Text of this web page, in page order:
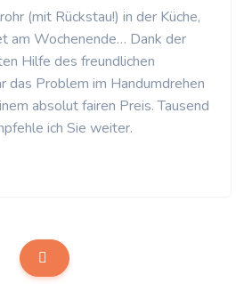
(mit Rückstau!) in der Küche,
am Wochenende… Dank der
Hilfe des freundlichen
das Problem im Handumdrehen
absolut fairen Preis. Tausend
ich Sie weiter.